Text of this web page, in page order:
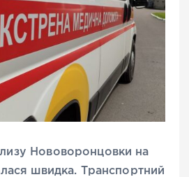
Нововоронцовки на
швидка. Транспортний